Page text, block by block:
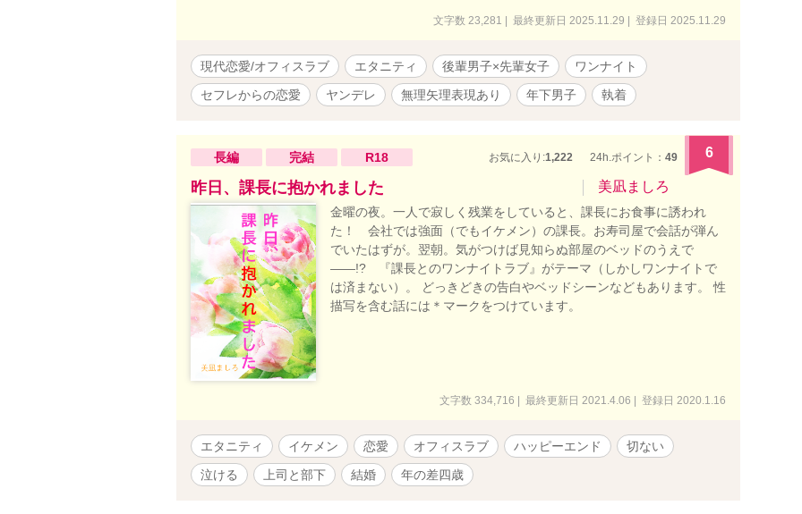
文字数 23,281 | 最終更新日 2025.11.29 | 登録日 2025.11.29
現代恋愛/オフィスラブ エタニティ 後輩男子×先輩女子
ワンナイト
セフレからの恋愛
ヤンデレ 無理矢理表現あり 年下男子 執着
長編 完結 R18 お気に入り:1,222 24h.ポイント： 49 6
昨日、課長に抱かれました 美凪ましろ
金曜の夜。一人で寂しく残業をしていると、課長にお食事に誘われ
た！ 会社では強面（でもイケメン）の課長。お寿司屋で会話が弾ん
でいたはずが。翌朝。気がつけば見知らぬ部屋のベッドのうえで
――!? 『課長とのワンナイトラブ』がテーマ（しかしワンナイトで
は済まない）。 どっきどきの告白やベッドシーンなどもあります。 性
描写を含む話には＊マークをつけています。
文字数 334,716 | 最終更新日 2021.4.06 | 登録日 2020.1.16
エタニティ イケメン 恋愛 オフィスラブ ハッピーエンド
切ない
泣ける
上司と部下 結婚 年の差四歳